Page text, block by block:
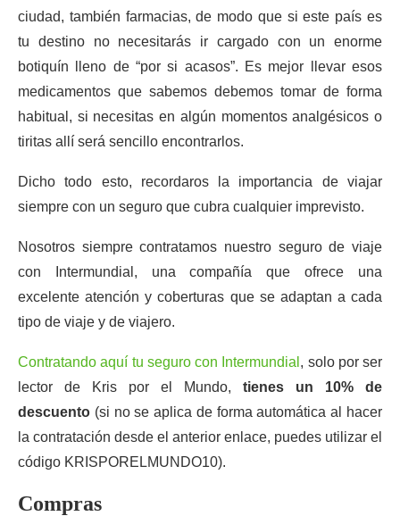
ciudad, también farmacias, de modo que si este país es
tu destino no necesitarás ir cargado con un enorme
botiquín lleno de “por si acasos”. Es mejor llevar esos
medicamentos que sabemos debemos tomar de forma
habitual, si necesitas en algún momentos analgésicos o
tiritas allí será sencillo encontrarlos.
Dicho todo esto, recordaros la importancia de viajar
siempre con un seguro que cubra cualquier imprevisto.
Nosotros siempre contratamos nuestro seguro de viaje
con Intermundial, una compañía que ofrece una
excelente atención y coberturas que se adaptan a cada
tipo de viaje y de viajero.
Contratando aquí tu seguro con Intermundial , solo por ser
lector de Kris por el Mundo, tienes un 10% de
descuento (si no se aplica de forma automática al hacer
la contratación desde el anterior enlace, puedes utilizar el
código KRISPORELMUNDO10).
Compras